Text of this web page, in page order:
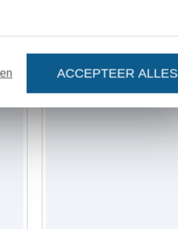
ACCEPTEER ALLES